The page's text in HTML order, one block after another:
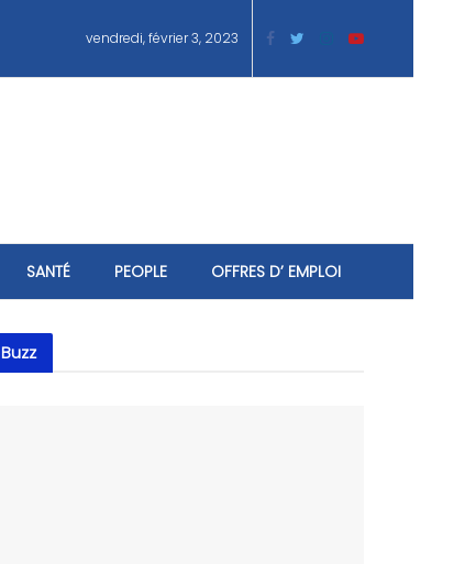
vendredi, février 3, 2023
SANTÉ PEOPLE OFFRES D’ EMPLOI
Buzz